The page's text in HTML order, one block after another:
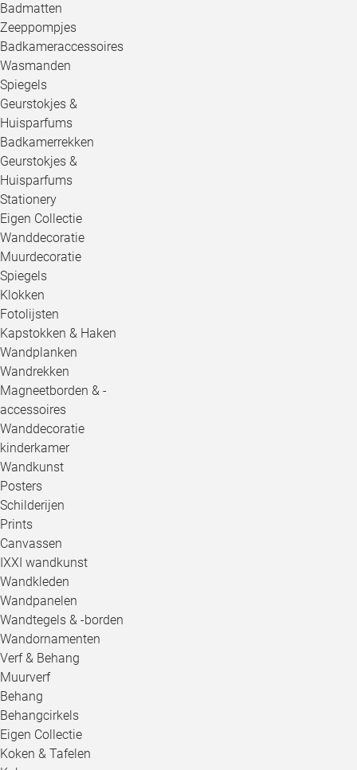
Badmatten
Zeeppompjes
Badkameraccessoires
Wasmanden
Spiegels
Geurstokjes &
Huisparfums
Badkamerrekken
Geurstokjes &
Huisparfums
Stationery
Eigen Collectie
Wanddecoratie
Muurdecoratie
Spiegels
Klokken
Fotolijsten
Kapstokken & Haken
Wandplanken
Wandrekken
Magneetborden & -
accessoires
Wanddecoratie
kinderkamer
Wandkunst
Posters
Schilderijen
Prints
Canvassen
IXXI wandkunst
Wandkleden
Wandpanelen
Wandtegels & -borden
Wandornamenten
Verf & Behang
Muurverf
Behang
Behangcirkels
Eigen Collectie
Koken & Tafelen